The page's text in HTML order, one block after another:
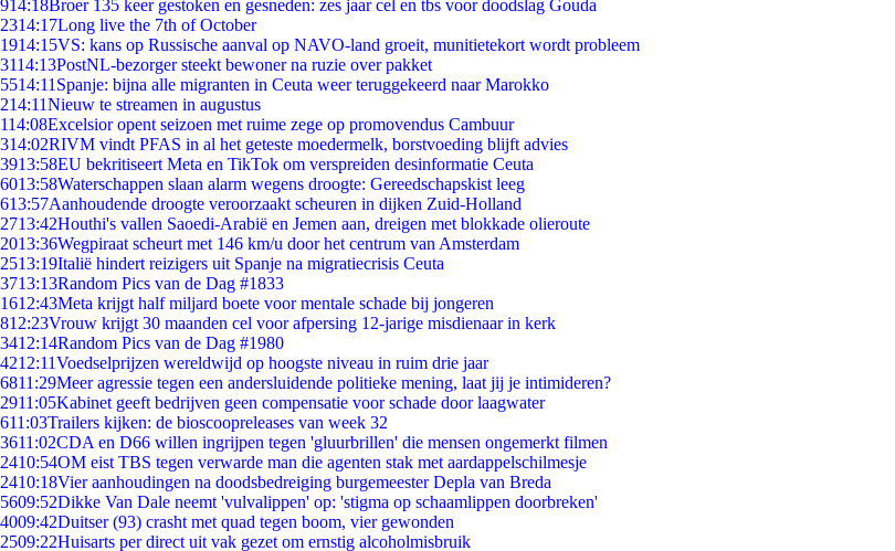
914:18Broer 135 keer gestoken en gesneden: zes jaar cel en tbs voor doodslag Gouda
2314:17Long live the 7th of October
1914:15VS: kans op Russische aanval op NAVO-land groeit, munitietekort wordt probleem
3114:13PostNL-bezorger steekt bewoner na ruzie over pakket
5514:11 Spanje: bijna alle migranten in Ceuta weer teruggekeerd naar Marokko
214:11Nieuw te streamen in augustus
114:08Excelsior opent seizoen met ruime zege op promovendus Cambuur
314:02RIVM vindt PFAS in al het geteste moedermelk, borstvoeding blijft advies
3913:58EU bekritiseert Meta en TikTok om verspreiden desinformatie Ceuta
6013:58Waterschappen slaan alarm wegens droogte: Gereedschapskist leeg
613:57Aanhoudende droogte veroorzaakt scheuren in dijken Zuid-Holland
2713:42Houthi's vallen Saoedi-Arabië en Jemen aan, dreigen met blokkade olieroute
2013:36Wegpiraat scheurt met 146 km/u door het centrum van Amsterdam
2513:19Italië hindert reizigers uit Spanje na migratiecrisis Ceuta
3713:13Random Pics van de Dag #1833
1612:43Meta krijgt half miljard boete voor mentale schade bij jongeren
812:23Vrouw krijgt 30 maanden cel voor afpersing 12-jarige misdienaar in kerk
3412:14Random Pics van de Dag #1980
4212:11Voedselprijzen wereldwijd op hoogste niveau in ruim drie jaar
6811:29Meer agressie tegen een andersluidende politieke mening, laat jij je intimideren?
2911:05Kabinet geeft bedrijven geen compensatie voor schade door laagwater
611:03Trailers kijken: de bioscoopreleases van week 32
3611:02CDA en D66 willen ingrijpen tegen 'gluurbrillen' die mensen ongemerkt filmen
2410:54OM eist TBS tegen verwarde man die agenten stak met aardappelschilmesje
2410:18Vier aanhoudingen na doodsbedreiging burgemeester Depla van Breda
5609:52Dikke Van Dale neemt 'vulvalippen' op: 'stigma op schaamlippen doorbreken'
4009:42Duitser (93) crasht met quad tegen boom, vier gewonden
2509:22Huisarts per direct uit vak gezet om ernstig alcoholmisbruik